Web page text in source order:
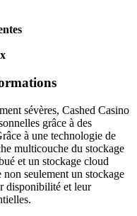
sévères, Cashed Casino
grâce à des
à une technologie de
multicouche du stockage
et un stockage cloud
seulement un stockage
disponibilité et leur